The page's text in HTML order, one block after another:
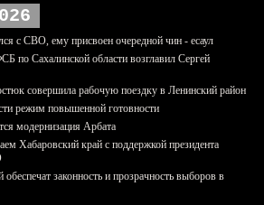
с СВО, ему присвоен очередной чин - есаул
по Сахалинской области возглавил Сергей
совершила рабочую поездку в Ленинский район
режим повышенной готовности
модернизация Арбата
Хабаровский край с поддержкой президента
законность и прозрачность выборов в